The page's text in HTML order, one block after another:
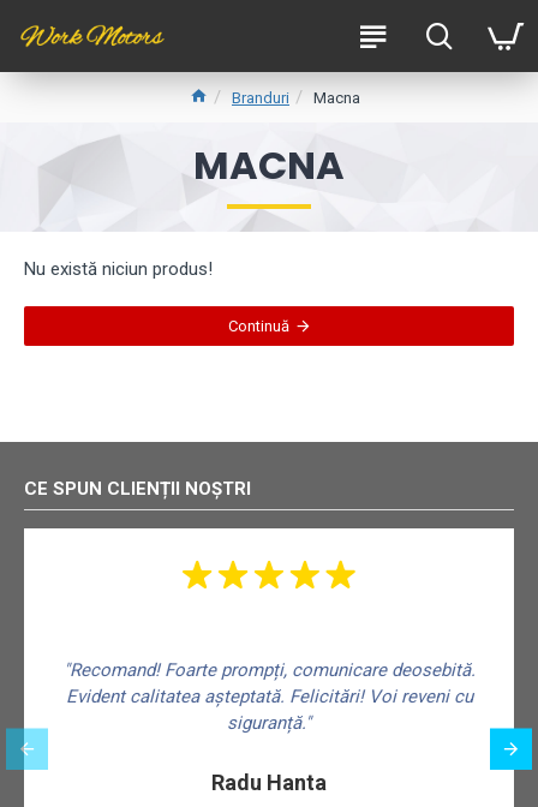
Branduri Macna
MACNA
Nu există niciun produs!
Continuă
CE SPUN CLIENȚII NOȘTRI
"Recomand! Foarte prompți, comunicare deosebită.
Evident calitatea așteptată. Felicitări! Voi reveni cu
siguranță."
Radu Hanta